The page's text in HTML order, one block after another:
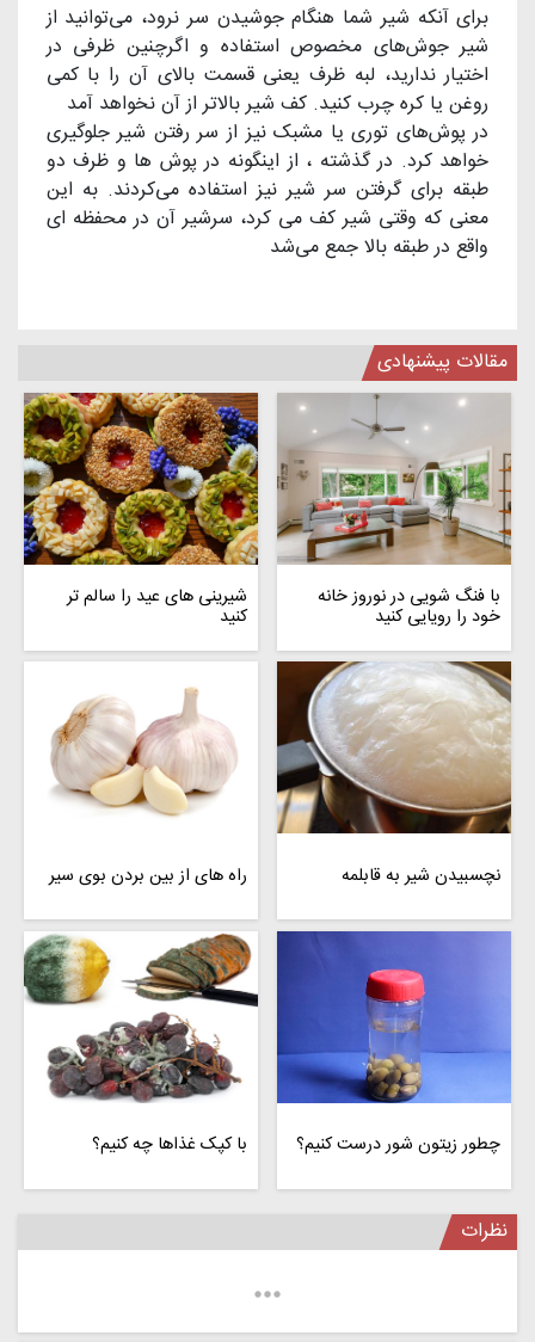
برای آنکه شیر شما هنگام جوشیدن سر نرود، می‌توانید از
شیر جوش‌های مخصوص استفاده و اگرچنین ظرفی در
اختیار ندارید، لبه ظرف یعنی قسمت بالای آن را با کمی
روغن یا کره چرب کنید. کف شیر بالاتر از آن نخواهد آمد
در پوش‌های توری یا مشبک نیز از سر رفتن شیر جلوگیری
خواهد کرد. در گذشته ، از اینگونه در پوش ها و ظرف دو
طبقه برای گرفتن سر شیر نیز استفاده می‌کردند. به این
معنی که وقتی شیر کف می کرد، سرشیر آن در محفظه ای
واقع در طبقه بالا جمع می‌شد
مقالات پیشنهادی
با فنگ شویی در نوروز خانه
خود را رویایی کنید
شیرینی های عید را سالم تر
کنید
نچسبیدن شیر به قابلمه راه های از بین بردن بوی سیر
چطور زیتون شور درست کنیم؟ با کپک غذاها چه کنیم؟
نظرات